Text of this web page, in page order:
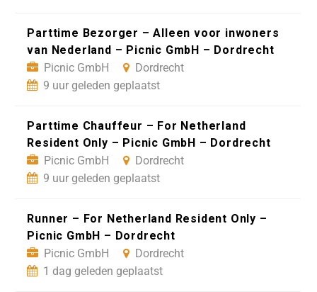
Parttime Bezorger – Alleen voor inwoners
van Nederland – Picnic GmbH – Dordrecht
Picnic GmbH
Dordrecht
9 uur geleden geplaatst
Parttime Chauffeur – For Netherland
Resident Only – Picnic GmbH – Dordrecht
Picnic GmbH
Dordrecht
9 uur geleden geplaatst
Runner – For Netherland Resident Only –
Picnic GmbH – Dordrecht
Picnic GmbH
Dordrecht
1 dag geleden geplaatst